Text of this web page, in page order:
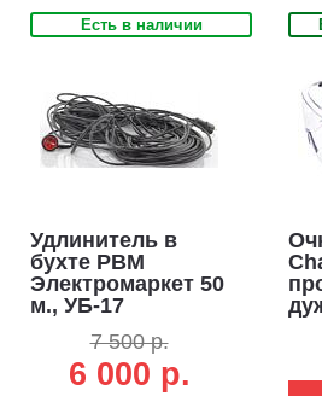
Есть в наличии
Удлинитель в
бухте РВМ
Электромаркет 50
м., УБ-17
(КГ, 3x1.5, 3.5 кВт)
7 500 р.
6 000 р.